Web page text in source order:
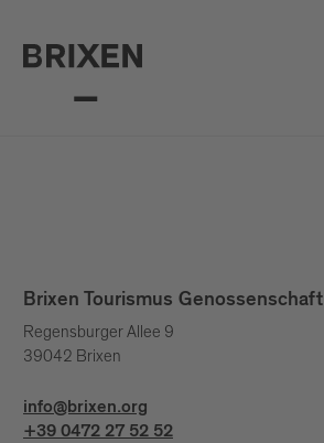
Brixen Tourismus Genossenschaft
Regensburger Allee 9
39042 Brixen
info@brixen.org
+39 0472 27 52 52